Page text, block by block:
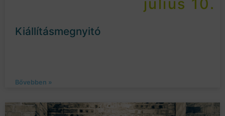
július 10.
Kiállításmegnyitó
Bővebben »